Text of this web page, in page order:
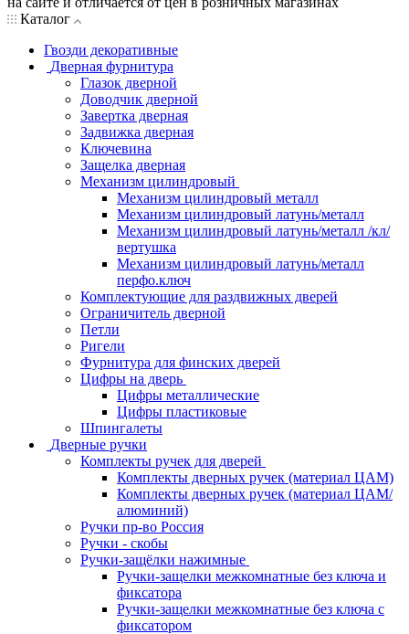
Каталог
Гвозди декоративные
Дверная фурнитура
Глазок дверной
Доводчик дверной
Завертка дверная
Задвижка дверная
Ключевина
Защелка дверная
Механизм цилиндровый
Механизм цилиндровый металл
Механизм цилиндровый латунь/металл
Механизм цилиндровый латунь/металл /кл/
вертушка
Механизм цилиндровый латунь/металл
перфо.ключ
Комплектующие для раздвижных дверей
Ограничитель дверной
Петли
Ригели
Фурнитура для финских дверей
Цифры на дверь
Цифры металлические
Цифры пластиковые
Шпингалеты
Дверные ручки
Комплекты ручек для дверей
Комплекты дверных ручек (материал ЦАМ)
Комплекты дверных ручек (материал ЦАМ/
алюминий)
Ручки пр-во Россия
Ручки - скобы
Ручки-защёлки нажимные
Ручки-защелки межкомнатные без ключа и
фиксатора
Ручки-защелки межкомнатные без ключа с
фиксатором